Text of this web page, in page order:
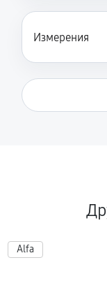
Измерения
Alfa